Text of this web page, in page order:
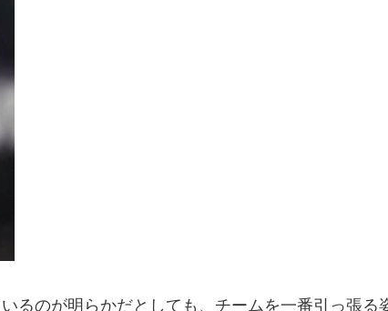
るのが明らかだとしても、チームを一番引っ張る